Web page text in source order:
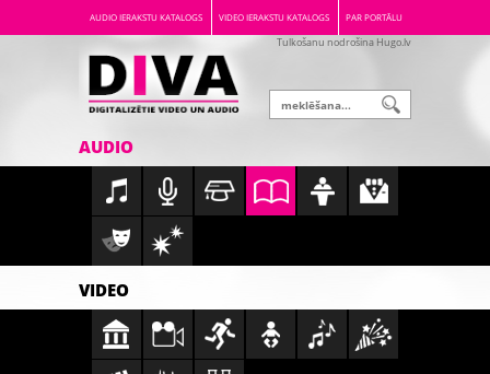
AUDIO IERAKSTU KATALOGS VIDEO IERAKSTU KATALOGS PAR PORTĀLU
Tulkošanu nodrošina Hugo.lv
AUDIO
VIDEO